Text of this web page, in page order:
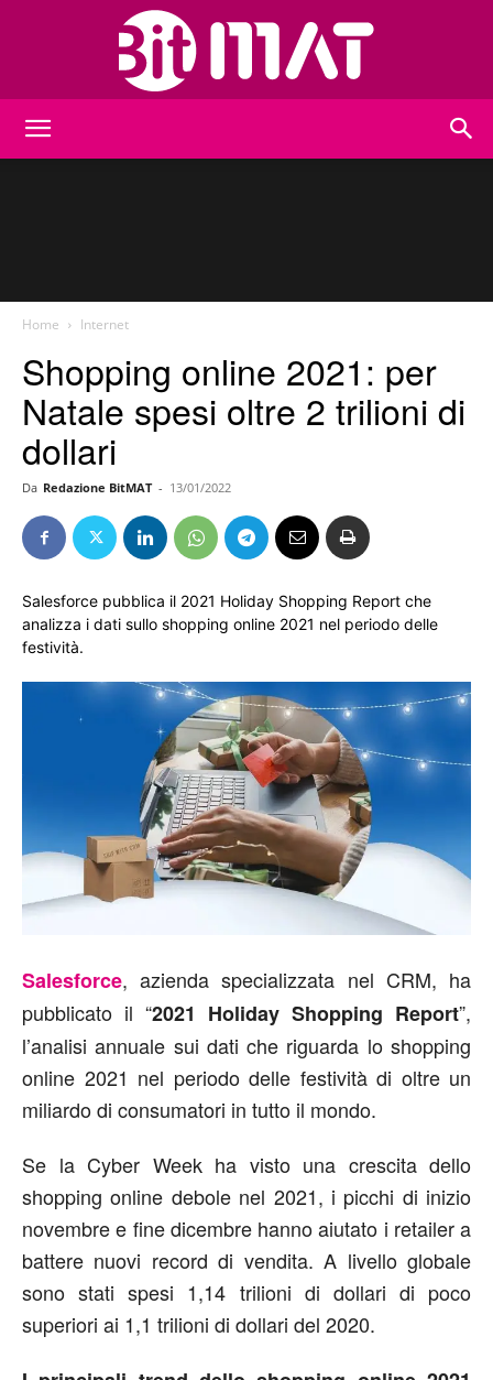
Home Internet
Shopping online 2021: per
Natale spesi oltre 2 trilioni di
dollari
Da Redazione BitMAT - 13/01/2022
Salesforce pubblica il 2021 Holiday Shopping Report che
analizza i dati sullo shopping online 2021 nel periodo delle
festività.
Salesforce, azienda specializzata nel CRM, ha
pubblicato il “2021 Holiday Shopping Report”,
l’analisi annuale sui dati che riguarda lo shopping
online 2021 nel periodo delle festività di oltre un
miliardo di consumatori in tutto il mondo.
Se la Cyber Week ha visto una crescita dello
shopping online debole nel 2021, i picchi di inizio
novembre e fine dicembre hanno aiutato i retailer a
battere nuovi record di vendita. A livello globale
sono stati spesi 1,14 trilioni di dollari di poco
superiori ai 1,1 trilioni di dollari del 2020.